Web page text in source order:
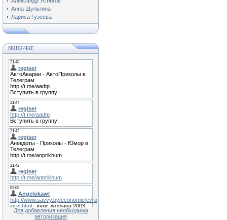
Анна Шульгина
Лариса Гузеева
МИНИ-ЧАТ
Для добавления необходима
авторизация